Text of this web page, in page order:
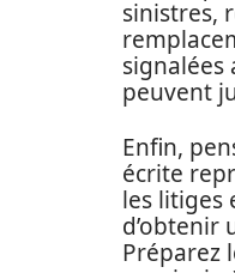
sinistres,
peuvent
Enfin,
écrite
les litiges
d’obtenir
Préparez